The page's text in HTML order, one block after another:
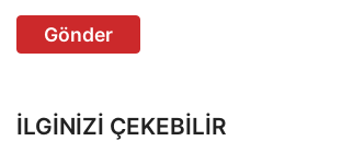
Gönder
İLGINIZI ÇEKEBILIR